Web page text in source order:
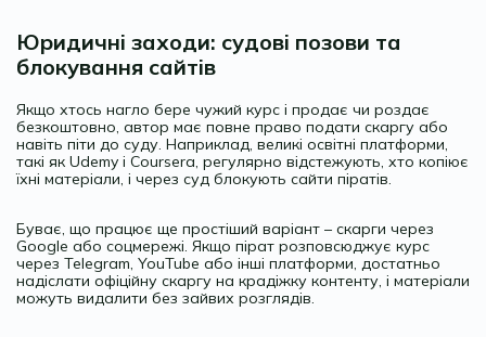
Юридичні заходи: судові позови та
блокування сайтів
Якщо хтось нагло бере чужий курс і продає чи роздає
безкоштовно, автор має повне право подати скаргу або
навіть піти до суду. Наприклад, великі освітні платформи,
такі як Udemy і Coursera, регулярно відстежують, хто копіює
їхні матеріали, і через суд блокують сайти піратів.
Буває, що працює ще простіший варіант – скарги через
Google або соцмережі. Якщо пірат розповсюджує курс
через Telegram, YouTube або інші платформи, достатньо
надіслати офіційну скаргу на крадіжку контенту, і матеріали
можуть видалити без зайвих розглядів.